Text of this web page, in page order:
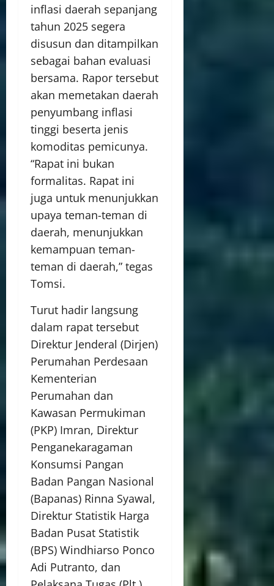
inflasi daerah sepanjang
tahun 2025 segera
disusun dan ditampilkan
sebagai bahan evaluasi
bersama. Rapor tersebut
akan memetakan daerah
penyumbang inflasi
tinggi beserta jenis
komoditas pemicunya.
“Rapat ini bukan
formalitas. Rapat ini
juga untuk menunjukkan
upaya teman-teman di
daerah, menunjukkan
kemampuan teman-
teman di daerah,” tegas
Tomsi.
Turut hadir langsung
dalam rapat tersebut
Direktur Jenderal (Dirjen)
Perumahan Perdesaan
Kementerian
Perumahan dan
Kawasan Permukiman
(PKP) Imran, Direktur
Penganekaragaman
Konsumsi Pangan
Badan Pangan Nasional
(Bapanas) Rinna Syawal,
Direktur Statistik Harga
Badan Pusat Statistik
(BPS) Windhiarso Ponco
Adi Putranto, dan